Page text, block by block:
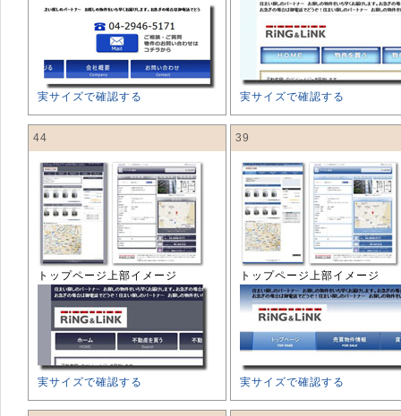
実サイズで確認する 実サイズで確認する
44
トップページ上部イメージ
実サイズで確認する
39
トップページ上部イメージ
実サイズで確認する